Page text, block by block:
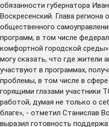
обязанности губернатора
Воскресенский. Глава региона
общественного
программ, в том числе
комфортной городской
могу сказать, что где жители
участвуют в программах,
проблемы, в том числе в
горящими глазами участники
работой, думая не только о
благе», - отметил Станислав
выразил готовность